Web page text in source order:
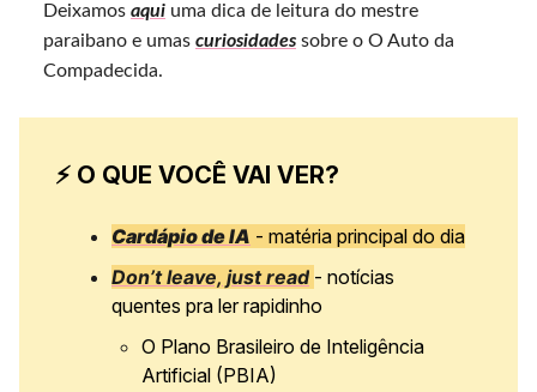
Deixamos aqui uma dica de leitura do mestre
paraibano e umas curiosidades sobre o O Auto da
Compadecida.
⚡ O QUE VOCÊ VAI VER?
Cardápio de IA - matéria principal do dia
Don’t leave, just read - notícias
quentes pra ler rapidinho
O Plano Brasileiro de Inteligência
Artificial (PBIA)